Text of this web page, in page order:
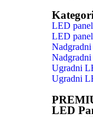
LED
LED
Ugradni
Ugradni
LED